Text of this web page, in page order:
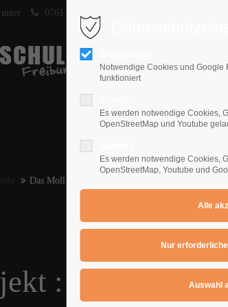
0761 400 10 64
Home E-
Das Moll Projekt : Variationen in Emoll
: Variationen
Notwendige Cookies und Google
funktioniert
Es werden notwendige Cookies,
OpenStreetMap und Youtube
Es werden notwendige Cookies,
OpenStreetMap, Youtube und